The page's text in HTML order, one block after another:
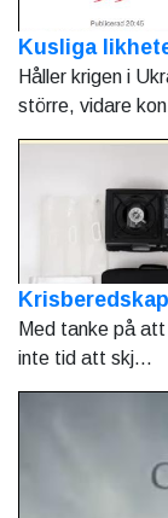
Kusliga
Håller krigen i
större, vidare
Krisberedskap
Med tanke på
inte tid att skj...